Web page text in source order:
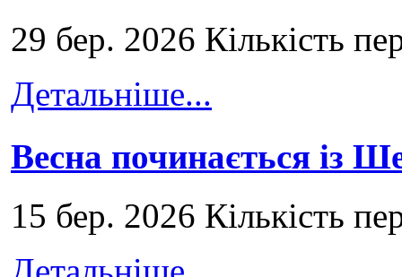
29 бер. 2026 Кількість
Детальніше...
Весна починається із
15 бер. 2026 Кількість